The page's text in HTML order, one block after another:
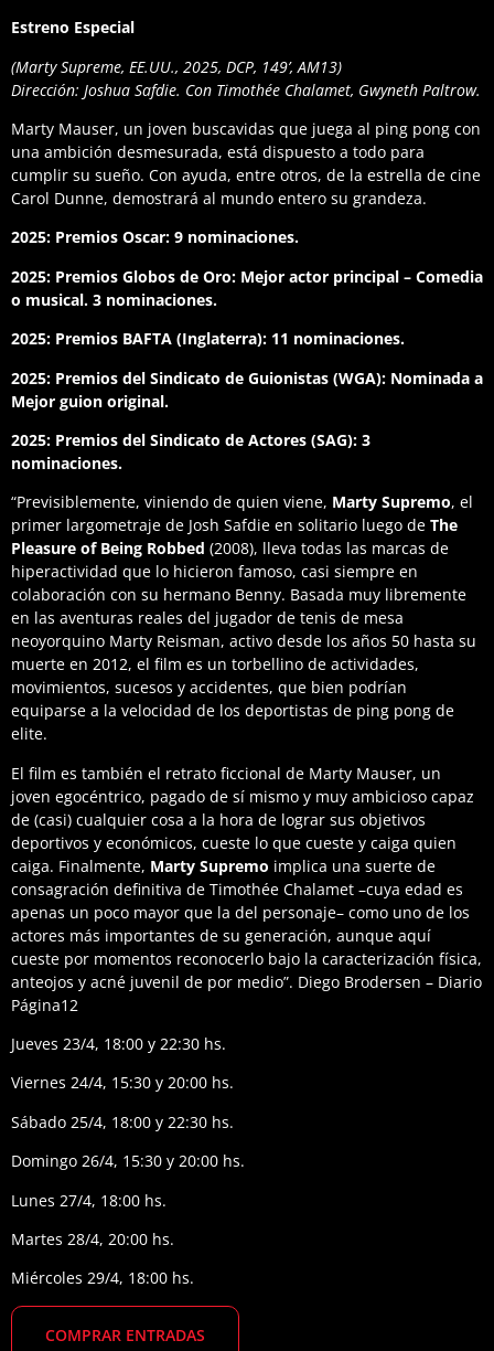
Estreno Especial
(Marty Supreme, EE.UU., 2025, DCP, 149’, AM13)
Dirección: Joshua Safdie. Con Timothée Chalamet, Gwyneth Paltrow.
Marty Mauser, un joven buscavidas que juega al ping pong con
una ambición desmesurada, está dispuesto a todo para
cumplir su sueño. Con ayuda, entre otros, de la estrella de cine
Carol Dunne, demostrará al mundo entero su grandeza.
2025: Premios Oscar: 9 nominaciones.
2025: Premios Globos de Oro: Mejor actor principal – Comedia
o musical. 3 nominaciones.
2025: Premios BAFTA (Inglaterra): 11 nominaciones.
2025: Premios del Sindicato de Guionistas (WGA): Nominada a
Mejor guion original.
2025: Premios del Sindicato de Actores (SAG): 3
nominaciones.
“Previsiblemente, viniendo de quien viene, Marty Supremo, el
primer largometraje de Josh Safdie en solitario luego de The
Pleasure of Being Robbed (2008), lleva todas las marcas de
hiperactividad que lo hicieron famoso, casi siempre en
colaboración con su hermano Benny. Basada muy libremente
en las aventuras reales del jugador de tenis de mesa
neoyorquino Marty Reisman, activo desde los años 50 hasta su
muerte en 2012, el film es un torbellino de actividades,
movimientos, sucesos y accidentes, que bien podrían
equiparse a la velocidad de los deportistas de ping pong de
elite.
El film es también el retrato ficcional de Marty Mauser, un
joven egocéntrico, pagado de sí mismo y muy ambicioso capaz
de (casi) cualquier cosa a la hora de lograr sus objetivos
deportivos y económicos, cueste lo que cueste y caiga quien
caiga. Finalmente, Marty Supremo implica una suerte de
consagración definitiva de Timothée Chalamet –cuya edad es
apenas un poco mayor que la del personaje– como uno de los
actores más importantes de su generación, aunque aquí
cueste por momentos reconocerlo bajo la caracterización física,
anteojos y acné juvenil de por medio”. Diego Brodersen – Diario
Página12
Jueves 23/4, 18:00 y 22:30 hs.
Viernes 24/4, 15:30 y 20:00 hs.
Sábado 25/4, 18:00 y 22:30 hs.
Domingo 26/4, 15:30 y 20:00 hs.
Lunes 27/4, 18:00 hs.
Martes 28/4, 20:00 hs.
Miércoles 29/4, 18:00 hs.
COMPRAR ENTRADAS